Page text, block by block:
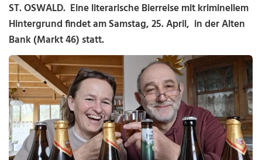
ST. OSWALD. Eine literarische Bierreise mit kriminellem
Hintergrund findet am Samstag, 25. April, in der Alten
Bank (Markt 46) statt.